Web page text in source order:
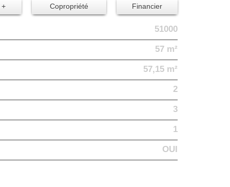
+ Copropriété Financier
51000
57 m²
57,15 m²
2
3
1
OUI